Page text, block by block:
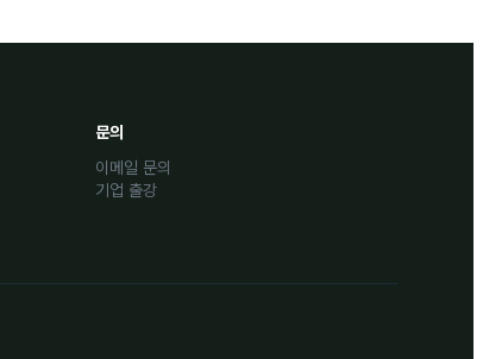
문의
이메일 문의
기업 출강